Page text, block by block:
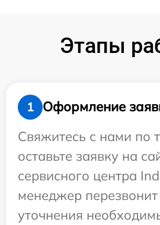
Этапы
1
Оформление
Свяжитесь с нами по
оставьте заявку на
сервисного центра
менеджер
уточнения